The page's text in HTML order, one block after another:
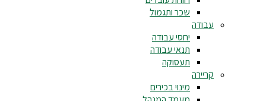
שכר ותגמול
עבודה
יחסי עבודה
תנאי עבודה
תעסוקה
קריירה
מינוי בכירים